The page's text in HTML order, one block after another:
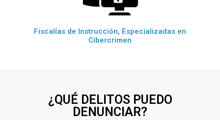
Fiscalías de Instrucción, Especializadas en
Cibercrimen
¿QUÉ DELITOS PUEDO
DENUNCIAR?